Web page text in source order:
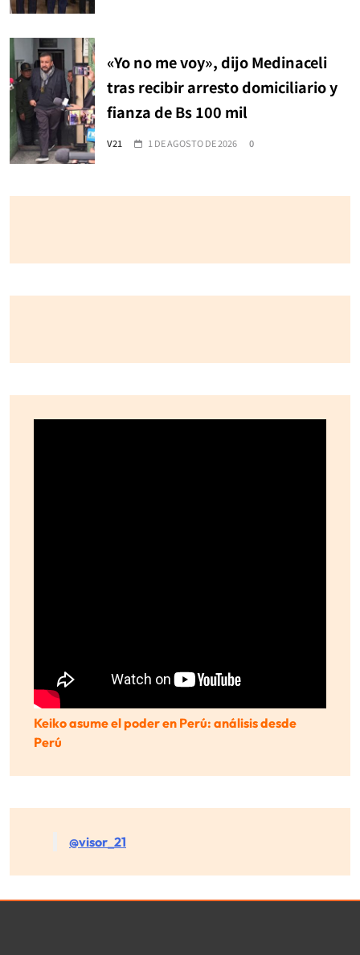
«Yo no me voy», dijo Medinaceli
tras recibir arresto domiciliario y
fianza de Bs 100 mil
V21 1 DE AGOSTO DE 2026 0
Keiko asume el poder en Perú: análisis desde
Perú
@visor_21